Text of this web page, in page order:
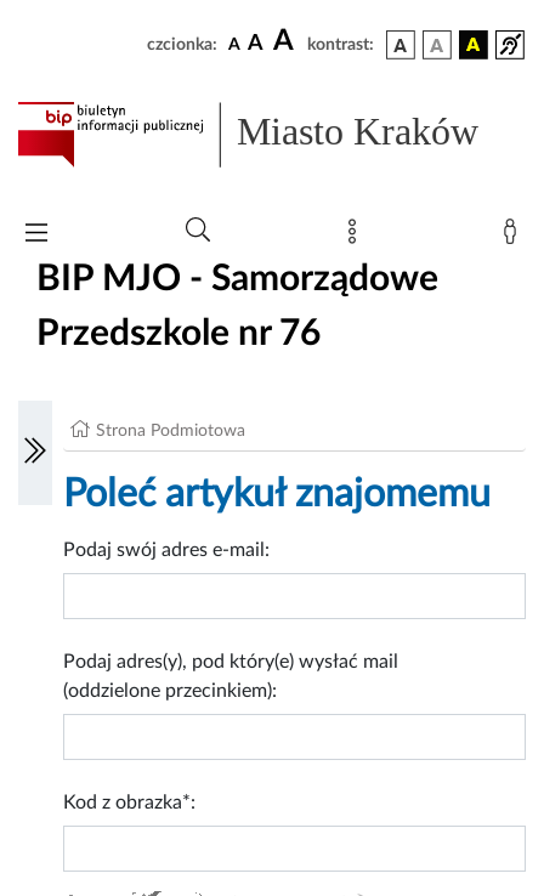
czcionka: A A A kontrast:
Miasto Kraków
BIP MJO - Samorządowe
Przedszkole nr 76
Strona Podmiotowa
Poleć artykuł znajomemu
Podaj swój adres e-mail:
Podaj adres(y), pod który(e) wysłać mail
(oddzielone przecinkiem):
Kod z obrazka*: